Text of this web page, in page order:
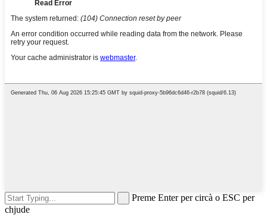
Preme Enter per circà o ESC per
chjude